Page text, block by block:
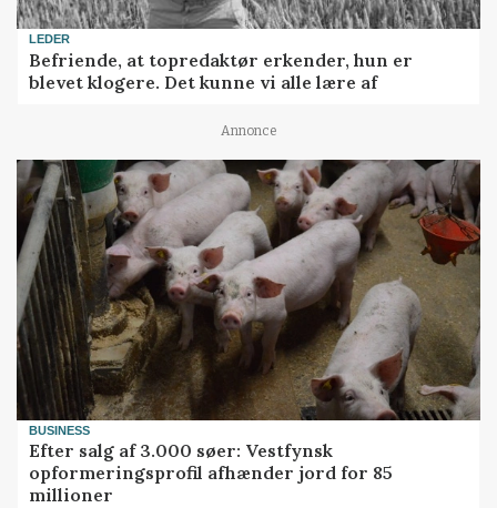
LEDER
Befriende, at topredaktør erkender, hun er
blevet klogere. Det kunne vi alle lære af
Annonce
BUSINESS
Efter salg af 3.000 søer: Vestfynsk
opformeringsprofil afhænder jord for 85
millioner